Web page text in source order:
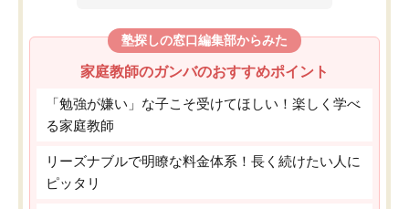
塾探しの窓口編集部からみた
家庭教師のガンバのおすすめポイント
「勉強が嫌い」な子こそ受けてほしい！楽しく学べ
る家庭教師
リーズナブルで明瞭な料金体系！長く続けたい人に
ピッタリ